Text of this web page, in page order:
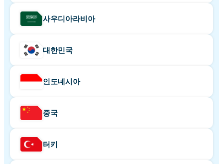
사우디아라비아
대한민국
인도네시아
중국
터키